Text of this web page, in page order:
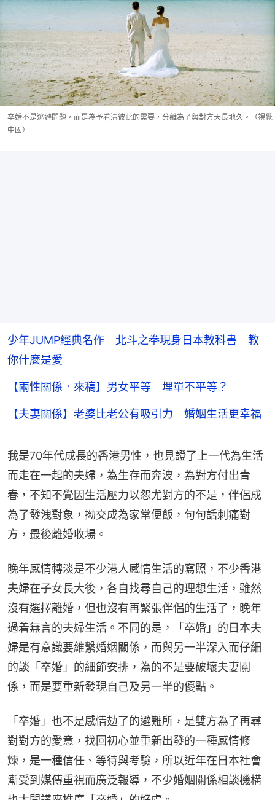
卒婚不是逃避問題，而是為予看清彼此的需要，分離為了與對方天長地久。（視覺
中國）
少年JUMP經典名作 北斗之拳現身日本教科書 教
你什麼是愛
【兩性關係．來稿】男女平等 埋單不平等？
【夫妻關係】老婆比老公有吸引力 婚姻生活更幸福
我是70年代成長的香港男性，也見證了上一代為生活
而走在一起的夫婦，為生存而奔波，為對方付出青
春，不知不覺因生活壓力以怨尤對方的不是，伴侶成
為了發洩對象，拗交成為家常便飯，句句話刺痛對
方，最後離婚收場。
晚年感情轉淡是不少港人感情生活的寫照，不少香港
夫婦在子女長大後，各自找尋自己的理想生活，雖然
沒有選擇離婚，但也沒有再緊張伴侶的生活了，晚年
過着無言的夫婦生活。不同的是，「卒婚」的日本夫
婦是有意識要維繫婚姻關係，而與另一半深入而仔細
的談「卒婚」的細節安排，為的不是要破壞夫妻關
係，而是要重新發現自己及另一半的優點。
「卒婚」也不是感情攰了的避難所，是雙方為了再尋
對對方的愛意，找回初心並重新出發的一種感情修
煉，是一種信任、等待與考驗，所以近年在日本社會
漸受到媒傳重視而廣泛報導，不少婚姻關係相談機構